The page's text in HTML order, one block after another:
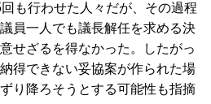
も行わせた人々だが、その過程
員一人でも議長解任を求める決
せざるを得なかった。したがっ
得できない妥協案が作られた場
り降ろそうとする可能性も指摘